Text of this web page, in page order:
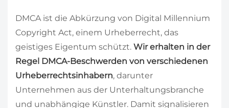
DMCA ist die Abkürzung von Digital Millennium
Copyright Act, einem Urheberrecht, das
geistiges Eigentum schützt. Wir erhalten in der
Regel DMCA-Beschwerden von verschiedenen
Urheberrechtsinhabern, darunter
Unternehmen aus der Unterhaltungsbranche
und unabhängige Künstler. Damit signalisieren